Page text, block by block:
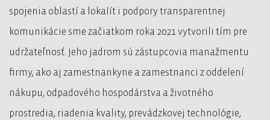
spojenia oblastí a lokalít i podpory transparentnej
komunikácie sme začiatkom roka 2021 vytvorili tím pre
udržateľnosť. Jeho jadrom sú zástupcovia manažmentu
firmy, ako aj zamestnankyne a zamestnanci z oddelení
nákupu, odpadového hospodárstva a životného
prostredia, riadenia kvality, prevádzkovej technológie,